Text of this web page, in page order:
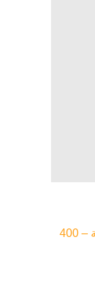
جرانورو طماطم مقطعة أيطالية – 400